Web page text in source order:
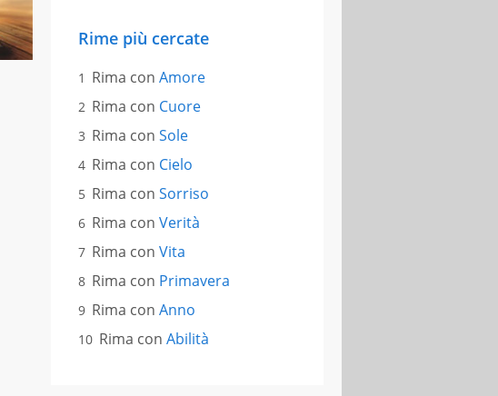
Rime più cercate
Rima con Amore
Rima con Cuore
Rima con Sole
Rima con Cielo
Rima con Sorriso
Rima con Verità
Rima con Vita
Rima con Primavera
Rima con Anno
Rima con Abilità